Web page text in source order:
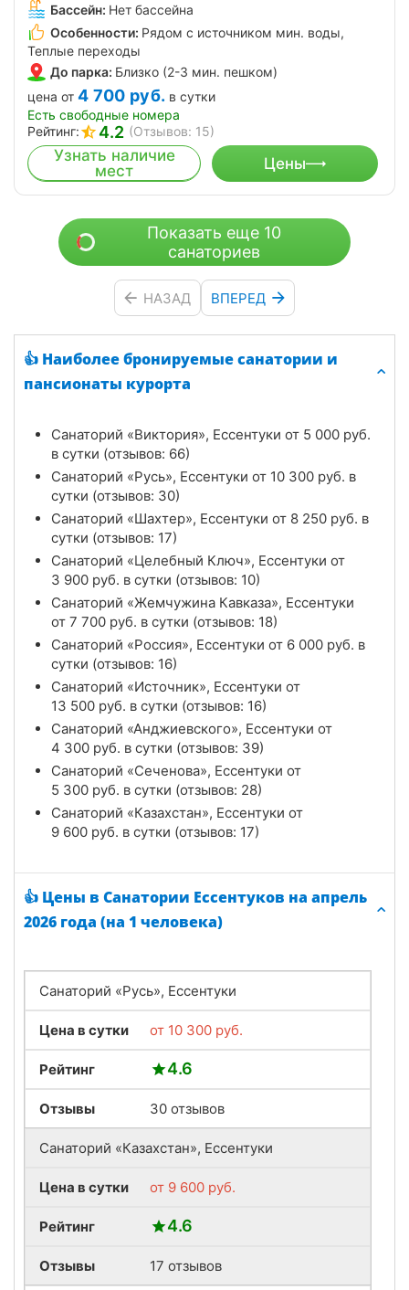
👍 Наиболее бронируемые санатории и
пансионаты курорта
Санаторий «Виктория», Ессентуки от 5 000 руб.
в сутки (отзывов: 66)
Санаторий «Русь», Ессентуки от 10 300 руб. в
сутки (отзывов: 30)
Санаторий «Шахтер», Ессентуки от 8 250 руб. в
сутки (отзывов: 17)
Санаторий «Целебный Ключ», Ессентуки от
3 900 руб. в сутки (отзывов: 10)
Санаторий «Жемчужина Кавказа», Ессентуки
от 7 700 руб. в сутки (отзывов: 18)
Санаторий «Россия», Ессентуки от 6 000 руб. в
сутки (отзывов: 16)
Санаторий «Источник», Ессентуки от
13 500 руб. в сутки (отзывов: 16)
Санаторий «Анджиевского», Ессентуки от
4 300 руб. в сутки (отзывов: 39)
Санаторий «Сеченова», Ессентуки от
5 300 руб. в сутки (отзывов: 28)
Санаторий «Казахстан», Ессентуки от
9 600 руб. в сутки (отзывов: 17)
👍 Цены в Санатории Ессентуков на апрель
2026 года (на 1 человека)
Санаторий «Русь», Ессентуки
Цена в сутки от 10 300 руб.
Рейтинг 4.6
Отзывы 30 отзывов
Санаторий «Казахстан», Ессентуки
Цена в сутки от 9 600 руб.
Рейтинг 4.6
Отзывы 17 отзывов
Бассейн: Нет бассейна
Особенности: Рядом с источником мин. воды,
Теплые переходы
До парка: Близко (2-3 мин. пешком)
цена от 4 700 руб. в сутки
Есть свободные номера
Рейтинг:
4.2 (Отзывов: 15)
Узнать наличие
мест
Цены
Показать еще 10
санаториев
НАЗАД ВПЕРЕД